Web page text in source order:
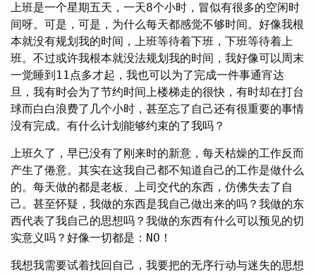
上班是一个星期五天，一天8个小时，冒似有很多的空闲时
间呀。可是，可是，为什么每天都感觉不够时间。好像我根
本就没有规划我的时间，上班等待着下班，下班等待着上
班。不过或许我根本就没法规划我的时间，我好像可以周末
一觉睡到11点多才起，我也可以为了完成一件事通宵达
旦，我有时会为了节约时间上楼梯走的很快，有时却在打台
球而白白浪费了几个小时，甚至忘了自己还有很重要的事情
没有完成。有什么计划能够约束的了我吗？
上班久了，早已没有了刚来时的新意，每天枯燥的工作反而
产生了倦意。其实在这我自己都不知道自己的工作是做什么
的。每天做的都是老板、上司交代的东西，仿佛失去了自
己。甚至怀疑，我做的东西是我自己做出来的吗？我做的东
西代表了我自己的思想吗？我做的东西有什么可以预见的切
实意义吗？好像一切都是：NO！
我想我需要试着找回自己，我要把的无序行动与迷失的思想